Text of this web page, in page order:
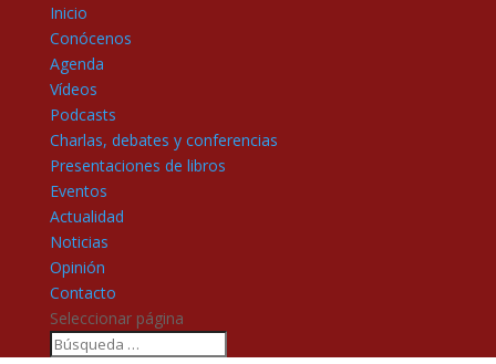
Inicio
Conócenos
Agenda
Vídeos
Podcasts
Charlas, debates y conferencias
Presentaciones de libros
Eventos
Actualidad
Noticias
Opinión
Contacto
Seleccionar página